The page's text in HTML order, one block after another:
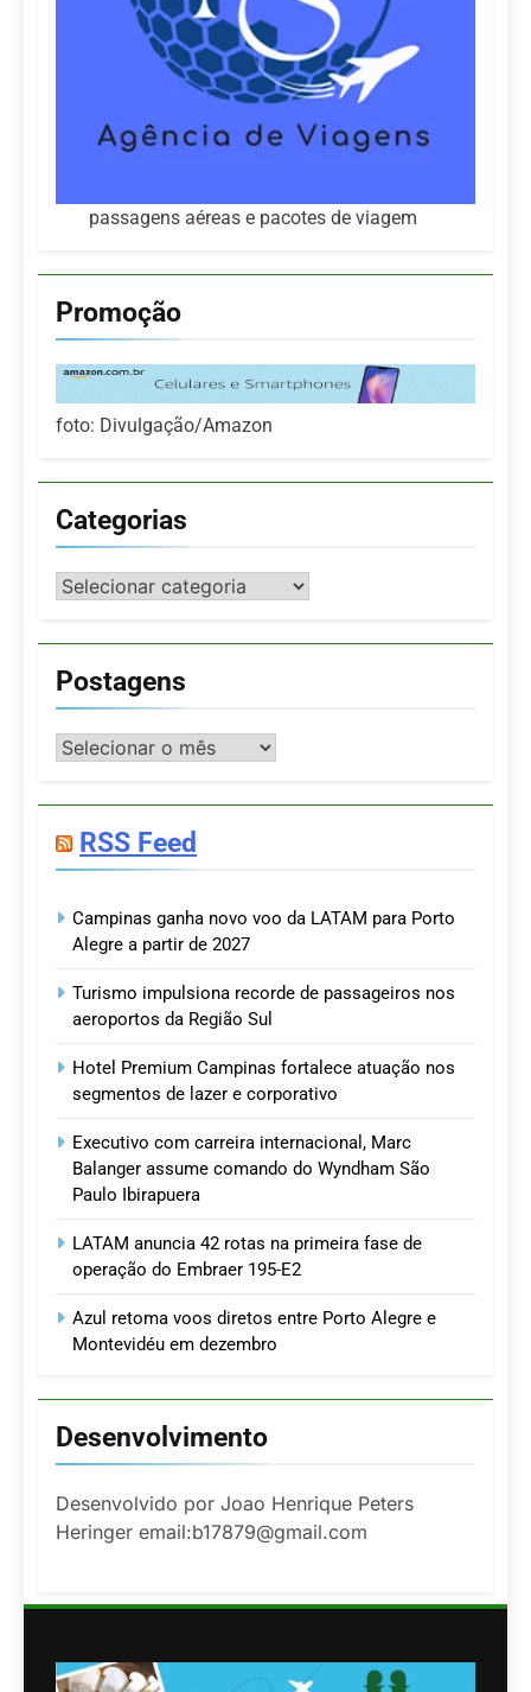
passagens aéreas e pacotes de viagem
Promoção
foto: Divulgação/Amazon
Categorias
Categorias
Postagens
Postagens
RSS Feed
Campinas ganha novo voo da LATAM para Porto
Alegre a partir de 2027
Turismo impulsiona recorde de passageiros nos
aeroportos da Região Sul
Hotel Premium Campinas fortalece atuação nos
segmentos de lazer e corporativo
Executivo com carreira internacional, Marc
Balanger assume comando do Wyndham São
Paulo Ibirapuera
LATAM anuncia 42 rotas na primeira fase de
operação do Embraer 195-E2
Azul retoma voos diretos entre Porto Alegre e
Montevidéu em dezembro
Desenvolvimento
Desenvolvido por Joao Henrique Peters
Heringer email:b17879@gmail.com